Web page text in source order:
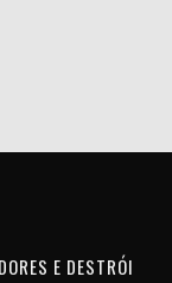
E DESTRÓI